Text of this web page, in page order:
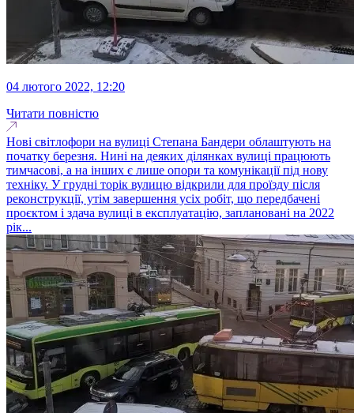
04 лютого 2022, 12:20
Читати повністю
Нові світлофори на вулиці Степана Бандери облаштують на
початку березня. Нині на деяких ділянках вулиці працюють
тимчасові, а на інших є лише опори та комунікації під нову
техніку. У грудні торік вулицю відкрили для проїзду після
реконструкції, утім завершення усіх робіт, що передбачені
проєктом і здача вулиці в експлуатацію, заплановані на 2022
рік...